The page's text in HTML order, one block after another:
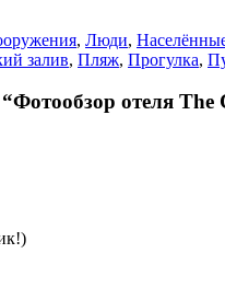
, Люди,
залив, Пляж, Прогулка,
отеля The